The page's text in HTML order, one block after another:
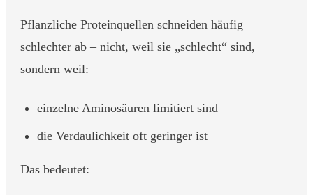
Pflanzliche Proteinquellen schneiden häufig
schlechter ab – nicht, weil sie „schlecht“ sind,
sondern weil:
einzelne Aminosäuren limitiert sind
die Verdaulichkeit oft geringer ist
Das bedeutet: